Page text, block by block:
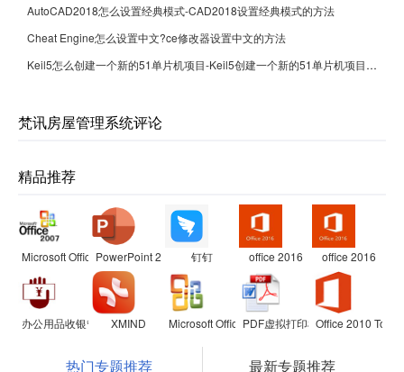
AutoCAD2018怎么设置经典模式-CAD2018设置经典模式的方法
Cheat Engine怎么设置中文?ce修改器设置中文的方法
Keil5怎么创建一个新的51单片机项目-Keil5创建一个新的51单片机项目的方法
梵讯房屋管理系统评论
精品推荐
Microsoft Office 2007兼容包
PowerPoint 2007 钉钉 office 2016 office 2016
办公用品收银管理软件XMIND Microsoft Office Visio Professional
PDF虚拟打印机Office 2010
热门专题推荐 最新专题推荐